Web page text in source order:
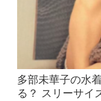
多部未華子の水
る？ スリーサイ